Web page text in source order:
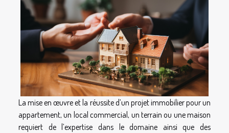
La mise en œuvre et la réussite d’un projet immobilier pour un
appartement, un local commercial, un terrain ou une maison
requiert de l’expertise dans le domaine ainsi que des